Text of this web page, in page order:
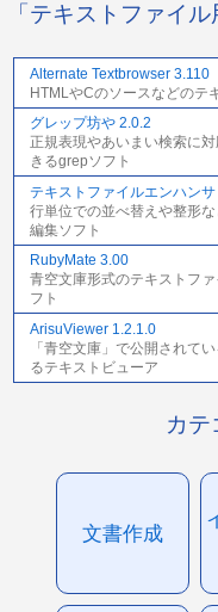
「テキストファイ
Alternate Textbrowser 3.110
HTMLやCのソースなどのテ
グレップ坊や 2.0.2
正規表現やあいまい検索に
きるgrepソフト
テキストファイルエンハン
行単位での並べ替えや整形
編集ソフト
RubyMate 3.00
青空文庫形式のテキストフ
フト
ArisuViewer 1.2.1.0
「青空文庫」で公開されて
るテキストビューア
カテ
文書作成